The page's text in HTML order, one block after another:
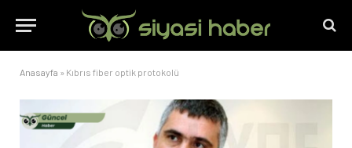
Anasayfa » Kıbrıs fiber optik protokolü